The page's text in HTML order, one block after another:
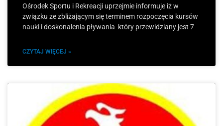
Ośrodek Sportu i Rekreacji uprzejmie informuje iż w
związku ze zbliżającym się terminem rozpoczęcia kursów
nauki i doskonalenia pływania który przewidziany jest 7
CZYTAJ WIĘCEJ »